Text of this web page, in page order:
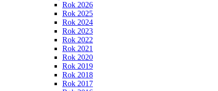
Rok 2026
Rok 2025
Rok 2024
Rok 2023
Rok 2022
Rok 2021
Rok 2020
Rok 2019
Rok 2018
Rok 2017